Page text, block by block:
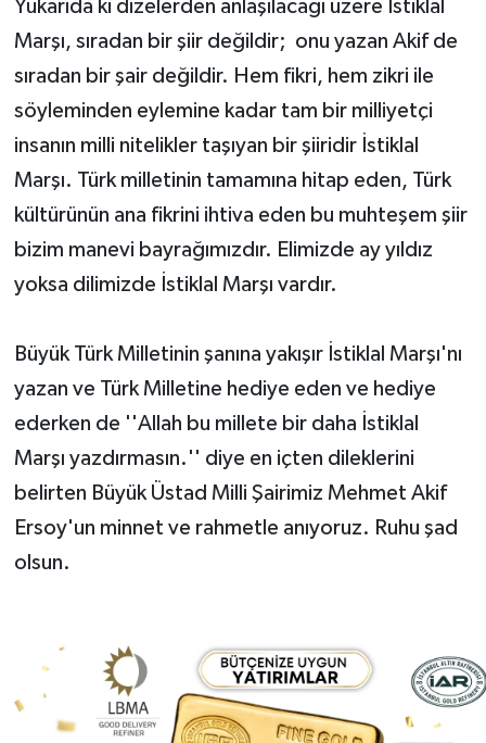
Yukarıda ki dizelerden anlaşılacağı üzere İstiklal
Marşı, sıradan bir şiir değildir; onu yazan Akif de
sıradan bir şair değildir. Hem fikri, hem zikri ile
söyleminden eylemine kadar tam bir milliyetçi
insanın milli nitelikler taşıyan bir şiiridir İstiklal
Marşı. Türk milletinin tamamına hitap eden, Türk
kültürünün ana fikrini ihtiva eden bu muhteşem şiir
bizim manevi bayrağımızdır. Elimizde ay yıldız
yoksa dilimizde İstiklal Marşı vardır.
Büyük Türk Milletinin şanına yakışır İstiklal Marşı'nı
yazan ve Türk Milletine hediye eden ve hediye
ederken de ''Allah bu millete bir daha İstiklal
Marşı yazdırmasın.'' diye en içten dileklerini
belirten Büyük Üstad Milli Şairimiz Mehmet Akif
Ersoy'un minnet ve rahmetle anıyoruz. Ruhu şad
olsun.